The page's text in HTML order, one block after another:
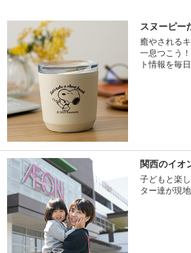
スヌーピー
癒やされる
一息つこう
ト情報を毎
関西のイオ
子どもと楽
ター達が現